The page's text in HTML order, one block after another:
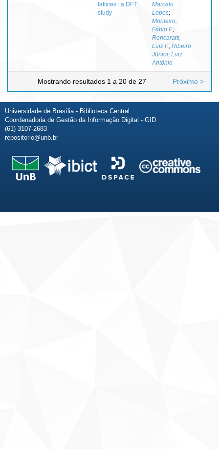
lattices : a DFT
study
Marcelo
Lopes;
Monteiro,
Fábio F.;
Roncaratti,
Luiz F.; Ribeiro
Júnior, Luiz
Antônio
Mostrando resultados 1 a 20 de 27 Próximo >
Universidade de Brasília - Biblioteca Central
Coordenadoria de Gestão da Informação Digital - GID
(61) 3107-2683
repositorio@unb.br